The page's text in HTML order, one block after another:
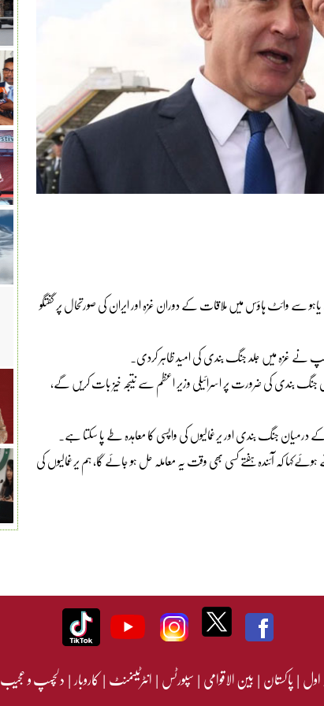
سے وائٹ ہاؤس میں ملاقات کے دوران غزہ اور ایران کی صورتحال پر گفتگو
نے غزہ میں جلد جنگ بندی کی امید ظاہر کردی۔
بندی کی ضرورت پر اسرائیلی وزیر اعظم سے نتیجہ خیز بات کریں گے،
درمیان جنگ بندی اور یرغمالیوں کی واپسی کا معاہدہ طے پا سکتا ہے۔
کہ آئندہ ہفتے کسی بھی وقت یہ معاملہ حل ہو جائے گا، ہم یرغمالیوں کی
|پاکستان|بین الاقوامی|سپورٹس|انٹرٹینمنٹ|کاروبار|دلچسپ و عجیب